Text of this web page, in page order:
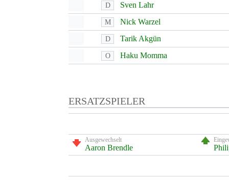
D Sven Lahr
M Nick Warzel
D Tarik Akgün
O Haku Momma
ERSATZSPIELER
Ausgewechselt
Aaron Brendle